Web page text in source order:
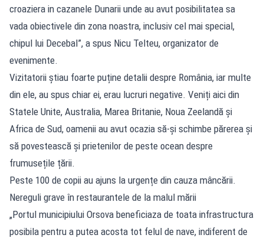
croaziera in cazanele Dunarii unde au avut posibilitatea sa
vada obiectivele din zona noastra, inclusiv cel mai special,
chipul lui Decebal”, a spus Nicu Telteu, organizator de
evenimente.
Vizitatorii știau foarte puține detalii despre România, iar multe
din ele, au spus chiar ei, erau lucruri negative. Veniți aici din
Statele Unite, Australia, Marea Britanie, Noua Zeelandă și
Africa de Sud, oamenii au avut ocazia să-și schimbe părerea și
să povestească și prietenilor de peste ocean despre
frumusețile țării.
Peste 100 de copii au ajuns la urgențe din cauza mâncării.
Nereguli grave în restaurantele de la malul mării
„Portul municipiului Orsova beneficiaza de toata infrastructura
posibila pentru a putea acosta tot felul de nave, indiferent de